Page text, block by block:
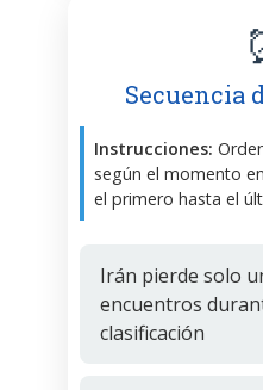
Secuencia
Instrucciones:
según el momento
el primero hasta el
Irán pierde solo
encuentros
clasificación